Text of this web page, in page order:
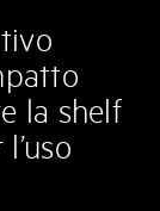
la shelf